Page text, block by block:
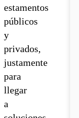
estamentos
públicos
y
privados,
justamente
para
llegar
a